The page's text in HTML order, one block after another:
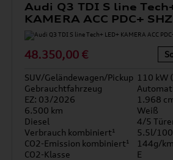
Audi Q3 TDI S line
KAMERA ACC PDC+
48.350,00 €
SUV/Geländewagen/Pickup 110 kW
Gebrauchtfahrzeug
EZ: 03/2026
1.968
6.500 km
Weiß
Diesel
4/5
Verbrauch kombiniert¹
5.5l/
CO2-Emission kombiniert¹
144g/km
CO2-Klasse
E